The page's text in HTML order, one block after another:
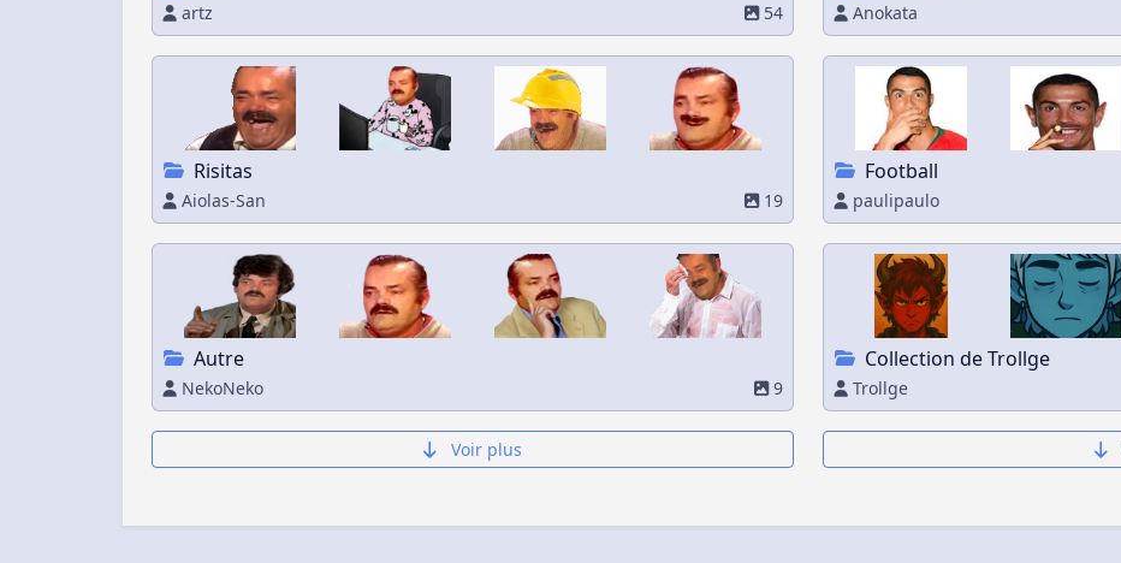
artz 54
Risitas
Aiolas-San 19
Autre
NekoNeko 9
Voir plus
Anokata
Football
paulipaulo
Collection de Trollge
Trollge